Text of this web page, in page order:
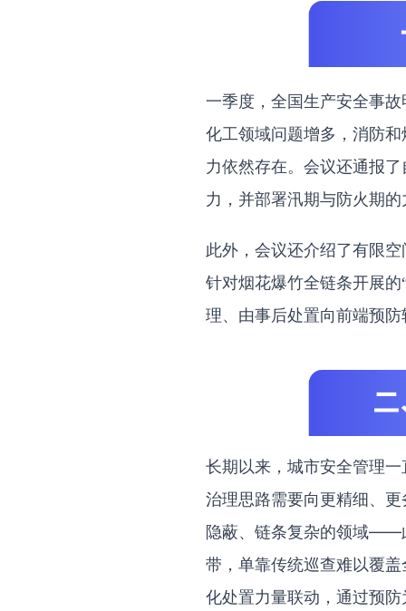
一季度，全国生产安全事
化工领域问题增多，消防
力依然存在。会议还通报
力，并部署汛期与防火期
此外，会议还介绍了有限
针对烟花爆竹全链条开展
理、由事后处置向前端预
长期以来，城市安全管理
治理思路需要向更精细、
隐蔽、链条复杂的领域——
带，单靠传统巡查难以覆
化处置力量联动，通过预